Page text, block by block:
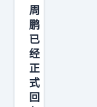
说
，
北
京
现
在
下
站
稳
脚
跟
，
账
本
贴
在
墙
上
在
2
0
2
4
年
给
张
文
逸
，
那
周
鹏
已
经
正
式
回